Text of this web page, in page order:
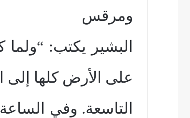
ومرقس
البشير يكتب:
على الأرض كلها إلى
التاسعة. وفي